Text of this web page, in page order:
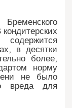
в десятки
более,
норму
не было
вреда для